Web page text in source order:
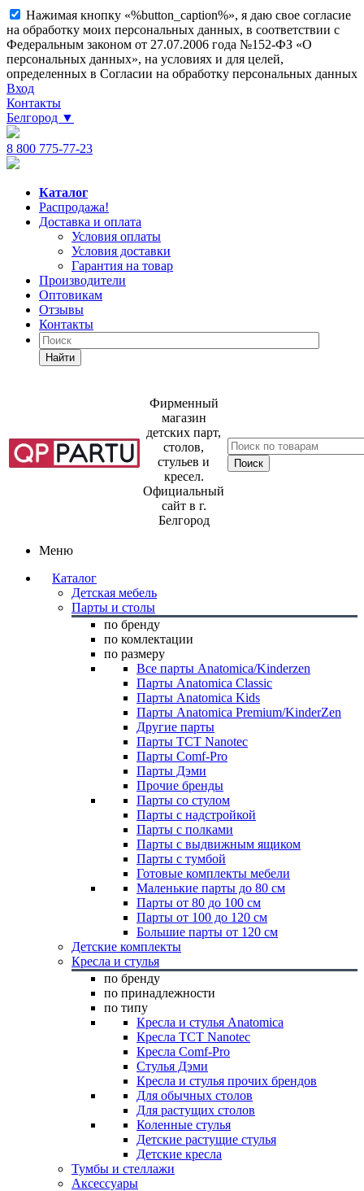
Нажимая кнопку «%button_caption%», я даю свое согласие
на обработку моих персональных данных, в соответствии с
Федеральным законом от 27.07.2006 года №152-ФЗ «О
персональных данных», на условиях и для целей,
определенных в Согласии на обработку персональных данных
Вход
Контакты
Белгород ▼
8 800 775-77-23
Каталог
Распродажа!
Доставка и оплата
Условия оплаты
Условия доставки
Гарантия на товар
Производители
Оптовикам
Отзывы
Контакты
Найти
Фирменный
магазин
детских парт,
столов,
стульев и
кресел.
Официальный
сайт в г.
Белгород
Меню
Каталог
Детская мебель
Парты и столы
по бренду
по комлектации
по размеру
Все парты Anatomica/Kinderzen
Парты Anatomica Classic
Парты Anatomica Kids
Парты Anatomica Premium/KinderZen
Другие парты
Парты TCT Nanotec
Парты Comf-Pro
Парты Дэми
Прочие бренды
Парты со стулом
Парты с надстройкой
Парты с полками
Парты с выдвижным ящиком
Парты с тумбой
Готовые комплекты мебели
Маленькие парты до 80 см
Парты от 80 до 100 см
Парты от 100 до 120 см
Большие парты от 120 см
Детские комплекты
Кресла и стулья
по бренду
по принадлежности
по типу
Кресла и стулья Anatomica
Кресла TCT Nanotec
Кресла Comf-Pro
Стулья Дэми
Кресла и стулья прочих брендов
Для обычных столов
Для растущих столов
Коленные стулья
Детские растущие стулья
Детские кресла
Тумбы и стеллажи
Аксессуары